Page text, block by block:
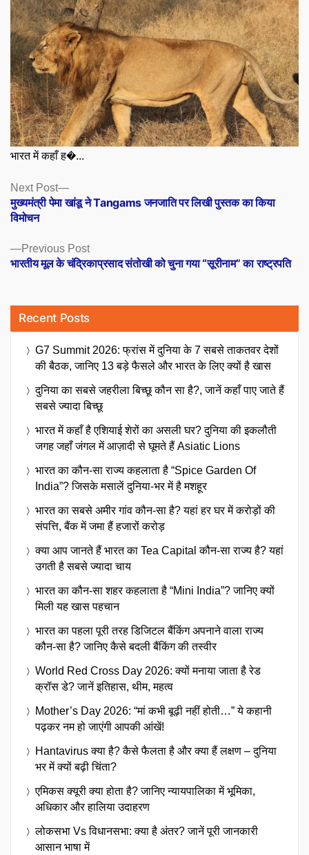
भारत में कहाँ ह�...
Posts
navigation
Previous PostPrevious
post:
भारतीय मूल के चंद्रिकाप्रसाद संतोखी को चुना गया “सूरीनाम” का राष्ट्रपति
Next Post
Next
post:
मुख्यमंत्री पेमा खांडू ने Tangams जनजाति पर लिखी पुस्तक का किया
विमोचन
Recent Posts
G7 Summit 2026: फ्रांस में दुनिया के 7 सबसे ताकतवर देशों
की बैठक, जानिए 13 बड़े फैसले और भारत के लिए क्यों है खास
दुनिया का सबसे जहरीला बिच्छू कौन सा है?, जानें कहाँ पाए जाते हैं
सबसे ज्यादा बिच्छू
भारत में कहाँ है एशियाई शेरों का असली घर? दुनिया की इकलौती
जगह जहाँ जंगल में आज़ादी से घूमते हैं Asiatic Lions
भारत का कौन-सा राज्य कहलाता है “Spice Garden Of
India”? जिसके मसालें दुनिया-भर में है मशहूर
भारत का सबसे अमीर गांव कौन-सा है? यहां हर घर में करोड़ों की
संपत्ति, बैंक में जमा हैं हजारों करोड़
क्या आप जानते हैं भारत का Tea Capital कौन-सा राज्य है? यहां
उगती है सबसे ज्यादा चाय
भारत का कौन-सा शहर कहलाता है “Mini India”? जानिए क्यों
मिली यह खास पहचान
भारत का पहला पूरी तरह डिजिटल बैंकिंग अपनाने वाला राज्य
कौन-सा है? जानिए कैसे बदली बैंकिंग की तस्वीर
World Red Cross Day 2026: क्यों मनाया जाता है रेड
क्रॉस डे? जानें इतिहास, थीम, महत्व
Mother’s Day 2026: “मां कभी बूढ़ी नहीं होती…” ये कहानी
पढ़कर नम हो जाएंगी आपकी आंखें!
Hantavirus क्या है? कैसे फैलता है और क्या हैं लक्षण – दुनिया
भर में क्यों बढ़ी चिंता?
एमिकस क्यूरी क्या होता है? जानिए न्यायपालिका में भूमिका,
अधिकार और हालिया उदाहरण
लोकसभा Vs विधानसभा: क्या है अंतर? जानें पूरी जानकारी
आसान भाषा में